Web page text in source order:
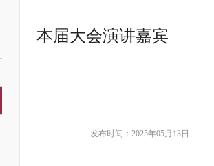
本届大会演讲嘉宾
发布时间：2025年05月13日